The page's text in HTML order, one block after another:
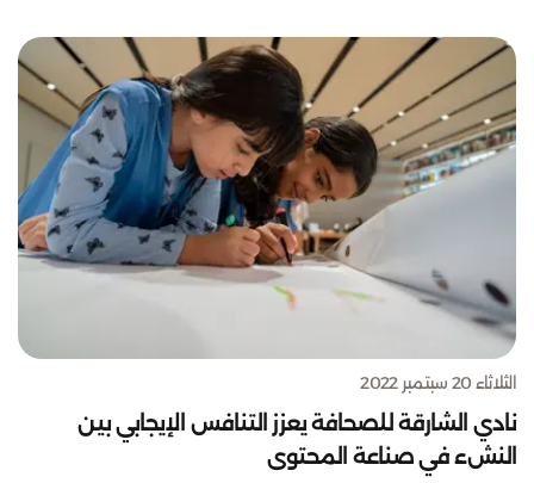
الثلاثاء 20 سبتمبر 2022
نادي الشارقة للصحافة يعزز التنافس الإيجابي بين
النشء في صناعة المحتوى